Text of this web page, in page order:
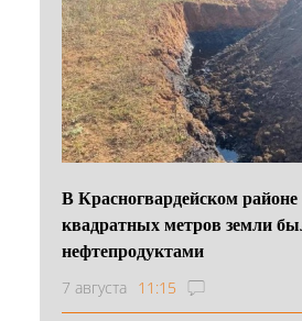
В Красногвардейском
квадратных метров земли
нефтепродуктами
7 августа 11:15